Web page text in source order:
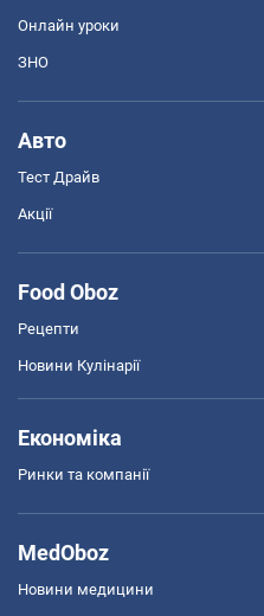
Онлайн уроки
ЗНО
Авто
Тест Драйв
Акції
Food Oboz
Рецепти
Новини Кулінарії
Економіка
Ринки та компанії
MedOboz
Новини медицини